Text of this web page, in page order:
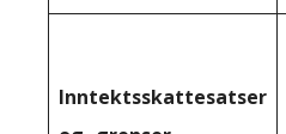
Inntektsskattesatser